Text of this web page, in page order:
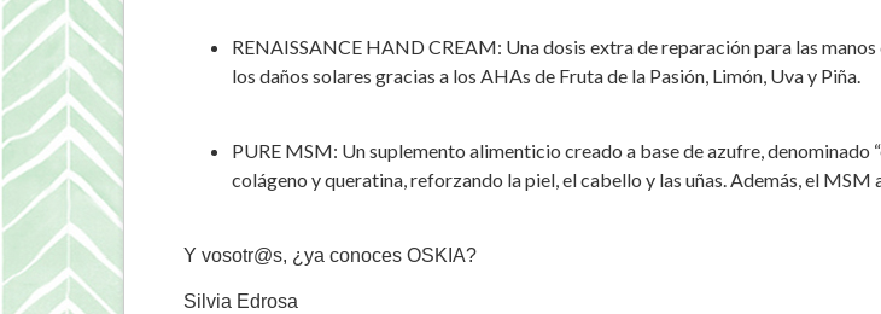
RENAISSANCE HAND CREAM: Una dosis extra de reparación para las
los daños solares gracias a los AHAs de Fruta de la Pasión, Limón, Uva y Piña.
PURE MSM: Un suplemento alimenticio creado a base de azufre, denominado
colágeno y queratina, reforzando la piel, el cabello y las uñas. Además, el
Y vosotr@s, ¿ya conoces OSKIA?
Silvia Edrosa